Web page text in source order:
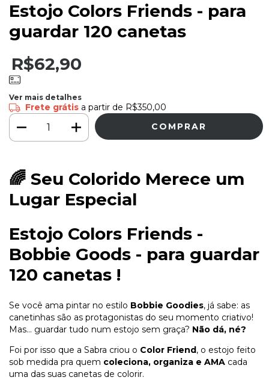
Estojo Colors Friends - para
guardar 120 canetas
R$62,90
Ver mais detalhes
Frete grátis a partir de R$350,00
🌈 Seu Colorido Merece um
Lugar Especial
Estojo Colors Friends -
Bobbie Goods - para guardar
120 canetas !
Se você ama pintar no estilo Bobbie Goodies, já sabe: as
canetinhas são as protagonistas do seu momento criativo!
Mas… guardar tudo num estojo sem graça? Não dá, né?
Foi por isso que a Sabra criou o Color Friend, o estojo feito
sob medida pra quem coleciona, organiza e AMA cada
uma das suas canetas de colorir.